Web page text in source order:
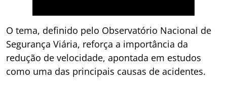
O tema, definido pelo Observatório Nacional de
Segurança Viária, reforça a importância da
redução de velocidade, apontada em estudos
como uma das principais causas de acidentes.